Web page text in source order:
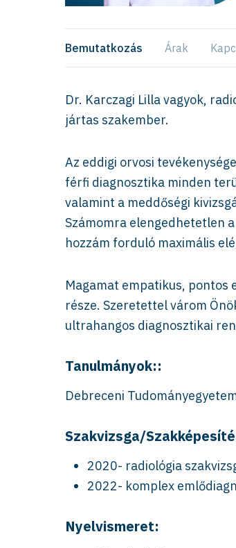
Bemutatkozás Árak
Dr. Karczagi Lilla vagyok,
jártas szakember.
Az eddigi orvosi
férfi diagnosztika minden
valamint a meddőségi
Számomra elengedhetetlen
hozzám forduló maximális
Magamat empatikus, pontos
része. Szeretettel várom
ultrahangos diagnosztikai
Tanulmányok::
Debreceni
Szakvizsga/
2020- radiológia
2022- komplex
Nyelvismeret: